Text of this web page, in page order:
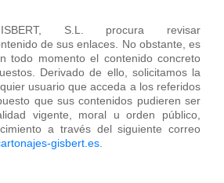
S.L. procura revisar
de sus enlaces. No obstante, es
todo momento el contenido concreto
Derivado de ello, solicitamos la
usuario que acceda a los referidos
que sus contenidos pudieren ser
vigente, moral u orden público,
a través del siguiente correo
gisbert.es.